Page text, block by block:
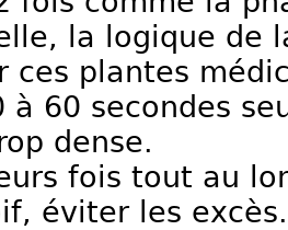
la logique de
ces plantes
à 60 secondes
dense.
fois tout au
éviter les excès.